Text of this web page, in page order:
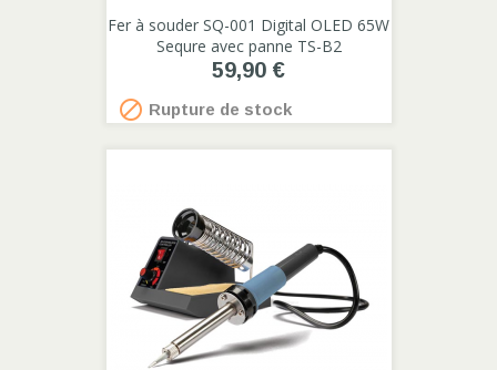
Fer à souder SQ-001 Digital OLED 65W
Sequre avec panne TS-B2
59,90 €
 Rupture de stock